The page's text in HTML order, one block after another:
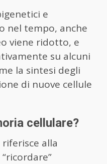
e
nel tempo, anche
viene ridotto, e
su alcuni
la sintesi degli
di nuove cellule
cellulare?
alla